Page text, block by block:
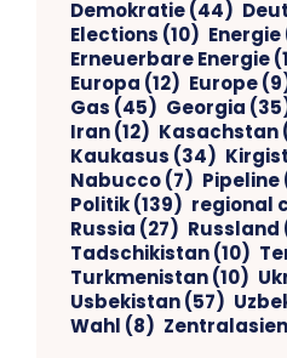
Demokratie(44)
Elections (10) Energie
Erneuerbare Energie
Europa (12) Europe
Gas (45) Georgia
Iran(12) Kasachstan
Kaukasus (34)
Nabucco(7) Pipeline
Politik(139) regional
Russia (27) Russland
Tadschikistan(10)
Turkmenistan(10)
Usbekistan(57)
Wahl (8) Zentralasien